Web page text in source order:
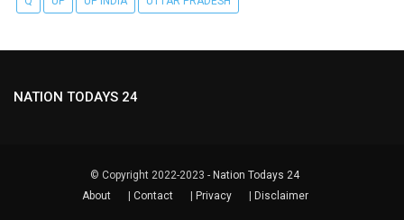
NATION TODAYS 24
© Copyright 2022-2023 - Nation Todays 24
About
Contact Privacy Disclaimer